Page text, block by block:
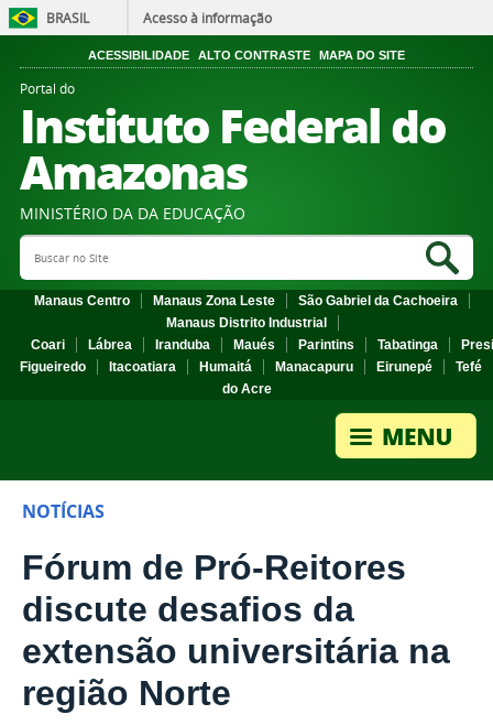
BRASIL Acesso à informação
ACESSIBILIDADE ALTO CONTRASTE MAPA DO SITE
Portal do
Instituto Federal do
Amazonas
MINISTÉRIO DA DA EDUCAÇÃO
Search Site
Manaus Centro Manaus Zona Leste
São Gabriel da Cachoeira
Manaus Distrito Industrial
Coari
Lábrea Iranduba Maués Parintins Tabatinga
Figueiredo
Itacoatiara Humaitá Manacapuru Eirunepé
Tefé
do Acre
NOTÍCIAS
Fórum de Pró-Reitores
discute desafios da
extensão universitária na
região Norte